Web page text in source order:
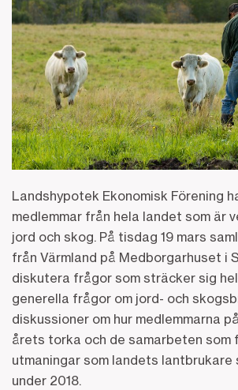
Landshypotek Ekonomisk Förening
medlemmar från hela landet som är
jord och skog. På tisdag 19 mars
från Värmland på Medborgarhuset i
diskutera frågor som sträcker sig
generella frågor om jord- och
diskussioner om hur medlemmarna
årets torka och de samarbeten som
utmaningar som landets
under 2018.